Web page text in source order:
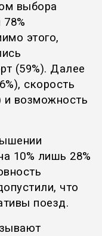
выбора
этого,
(59%). Далее
скорость
и возможность
10% лишь 28%
что
поезд.